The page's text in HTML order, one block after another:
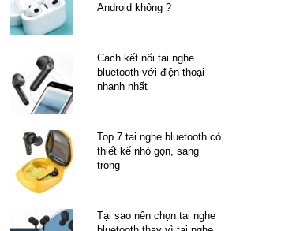
Android không ?
Cách kết nối tai nghe
bluetooth với điện thoại
nhanh nhất
Top 7 tai nghe bluetooth có
thiết kế nhỏ gọn, sang
trọng
Tại sao nên chọn tai nghe